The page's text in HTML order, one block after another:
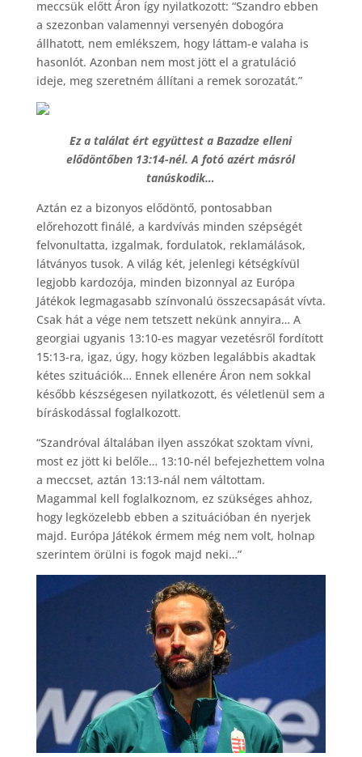
meccsük előtt Áron így nyilatkozott: “Szandro ebben
a szezonban valamennyi versenyén dobogóra
állhatott, nem emlékszem, hogy láttam-e valaha is
hasonlót. Azonban nem most jött el a gratuláció
ideje, meg szeretném állítani a remek sorozatát.”
Ez a találat ért együttest a Bazadze elleni
elődöntőben 13:14-nél. A fotó azért másról
tanúskodik…
Aztán ez a bizonyos elődöntő, pontosabban
előrehozott finálé, a kardvívás minden szépségét
felvonultatta, izgalmak, fordulatok, reklamálások,
látványos tusok. A világ két, jelenlegi kétségkívül
legjobb kardozója, minden bizonnyal az Európa
Játékok legmagasabb színvonalú összecsapását vívta.
Csak hát a vége nem tetszett nekünk annyira… A
georgiai ugyanis 13:10-es magyar vezetésről fordított
15:13-ra, igaz, úgy, hogy közben legalábbis akadtak
kétes szituációk… Ennek ellenére Áron nem sokkal
később készségesen nyilatkozott, és véletlenül sem a
bíráskodással foglalkozott.
“Szandróval általában ilyen asszókat szoktam vívni,
most ez jött ki belőle… 13:10-nél befejezhettem volna
a meccset, aztán 13:13-nál nem váltottam.
Magammal kell foglalkoznom, ez szükséges ahhoz,
hogy legközelebb ebben a szituációban én nyerjek
majd. Európa Játékok érmem még nem volt, holnap
szerintem örülni is fogok majd neki…”